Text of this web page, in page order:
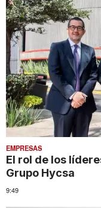
EMPRESAS
El rol de los
Grupo Hycsa
9:49